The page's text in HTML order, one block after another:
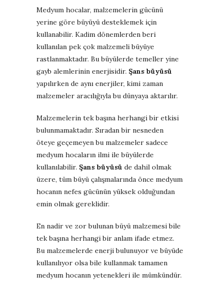
Medyum hocalar, malzemelerin gücünü
yerine göre büyüyü desteklemek için
kullanabilir. Kadim dönemlerden beri
kullanılan pek çok malzemeli büyüye
rastlanmaktadır. Bu büyülerde temeller yine
gayb alemlerinin enerjisidir. Şans büyüsü
yapılırken de aynı enerjiler, kimi zaman
malzemeler aracılığıyla bu dünyaya aktarılır.
Malzemelerin tek başına herhangi bir etkisi
bulunmamaktadır. Sıradan bir nesneden
öteye geçemeyen bu malzemeler sadece
medyum hocaların ilmi ile büyülerde
kullanılabilir. Şans büyüsü de dahil olmak
üzere, tüm büyü çalışmalarında önce medyum
hocanın nefes gücünün yüksek olduğundan
emin olmak gereklidir.
En nadir ve zor bulunan büyü malzemesi bile
tek başına herhangi bir anlam ifade etmez.
Bu malzemelerde enerji bulunuyor ve büyüde
kullanılıyor olsa bile kullanmak tamamen
medyum hocanın yetenekleri ile mümkündür.